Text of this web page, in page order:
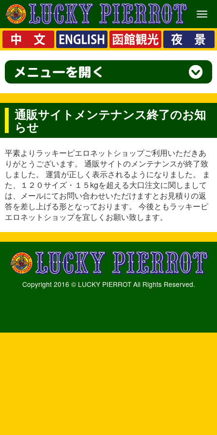
メ
ニ
ュ
ー
通販サイトメンテナンス終了のお知
らせ
平素よりラッキーピエロネットショップご利用いただきあ
りがとうございます。 通販サイトのメンテナンスが終了致
しました。 運賃が正しく表示されるようになりました。 ま
た、１２０サイズ・１５kgを超える大口注文に関しまして
は、メールにてお問い合わせいただけますとお見積りの返
答を差し上げる形となっております。 今後ともラッキーピ
エロネットショップを宜しくお願い致します。
Copyright 2016 © LUCKY PIERROT All Rights Reserved.